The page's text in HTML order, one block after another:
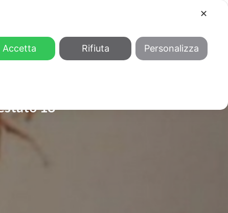
18
✕
Accetta Rifiuta Personalizza